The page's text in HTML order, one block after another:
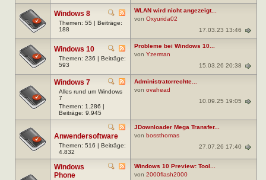
Windows 8
Themen: 55 | Beiträge:
188
WLAN wird nicht angezeigt...
von Oxyurida02
17.03.23 13:46
Windows 10
Themen: 236 | Beiträge:
593
Probleme bei Windows 10...
von Yzerman
15.03.26 20:38
Windows 7
Alles rund um Windows
7
Themen: 1.286 |
Beiträge: 9.945
Administratorrechte...
von ovahead
10.09.25 19:05
Anwendersoftware
Themen: 516 | Beiträge:
4.832
JDownloader Mega Transfer...
von bossthomas
27.07.26 17:40
Windows
Phone
Windows 10 Preview: Tool...
von 2000flash2000